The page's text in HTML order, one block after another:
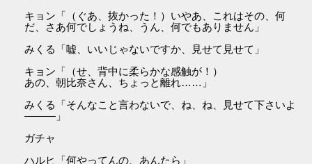
キョン「（ぐあ、抜かった！）いやあ、これはその、何
だ、さあ何でしょうね、うん、何でもありません」
みくる「嘘、いいじゃないですか、見せて見せて」
キョン「（せ、背中に柔らかな感触が！）
あの、朝比奈さん、ちょっと離れ……」
みくる「そんなこと言わないで、ね、ね、見せて下さいよ
―――」
ガチャ
ハルヒ「何やってんの、あんたら」